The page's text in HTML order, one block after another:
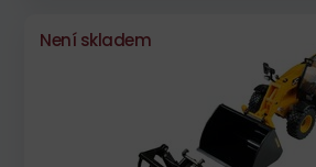
Není skladem